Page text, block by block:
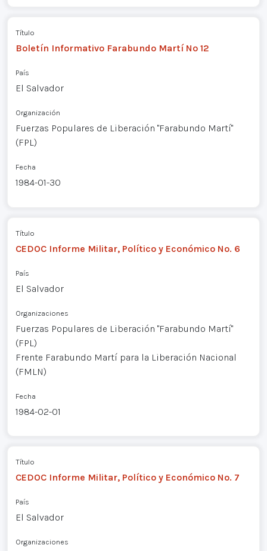
Título
Boletín Informativo Farabundo Martí Nº 12
País
El Salvador
Organización
Fuerzas Populares de Liberación "Farabundo Martí"
(FPL)
Fecha
1984-01-30
Título
CEDOC Informe Militar, Político y Económico No. 6
País
El Salvador
Organizaciones
Fuerzas Populares de Liberación "Farabundo Martí"
(FPL)
Frente Farabundo Martí para la Liberación Nacional
(FMLN)
Fecha
1984-02-01
Título
CEDOC Informe Militar, Político y Económico No. 7
País
El Salvador
Organizaciones